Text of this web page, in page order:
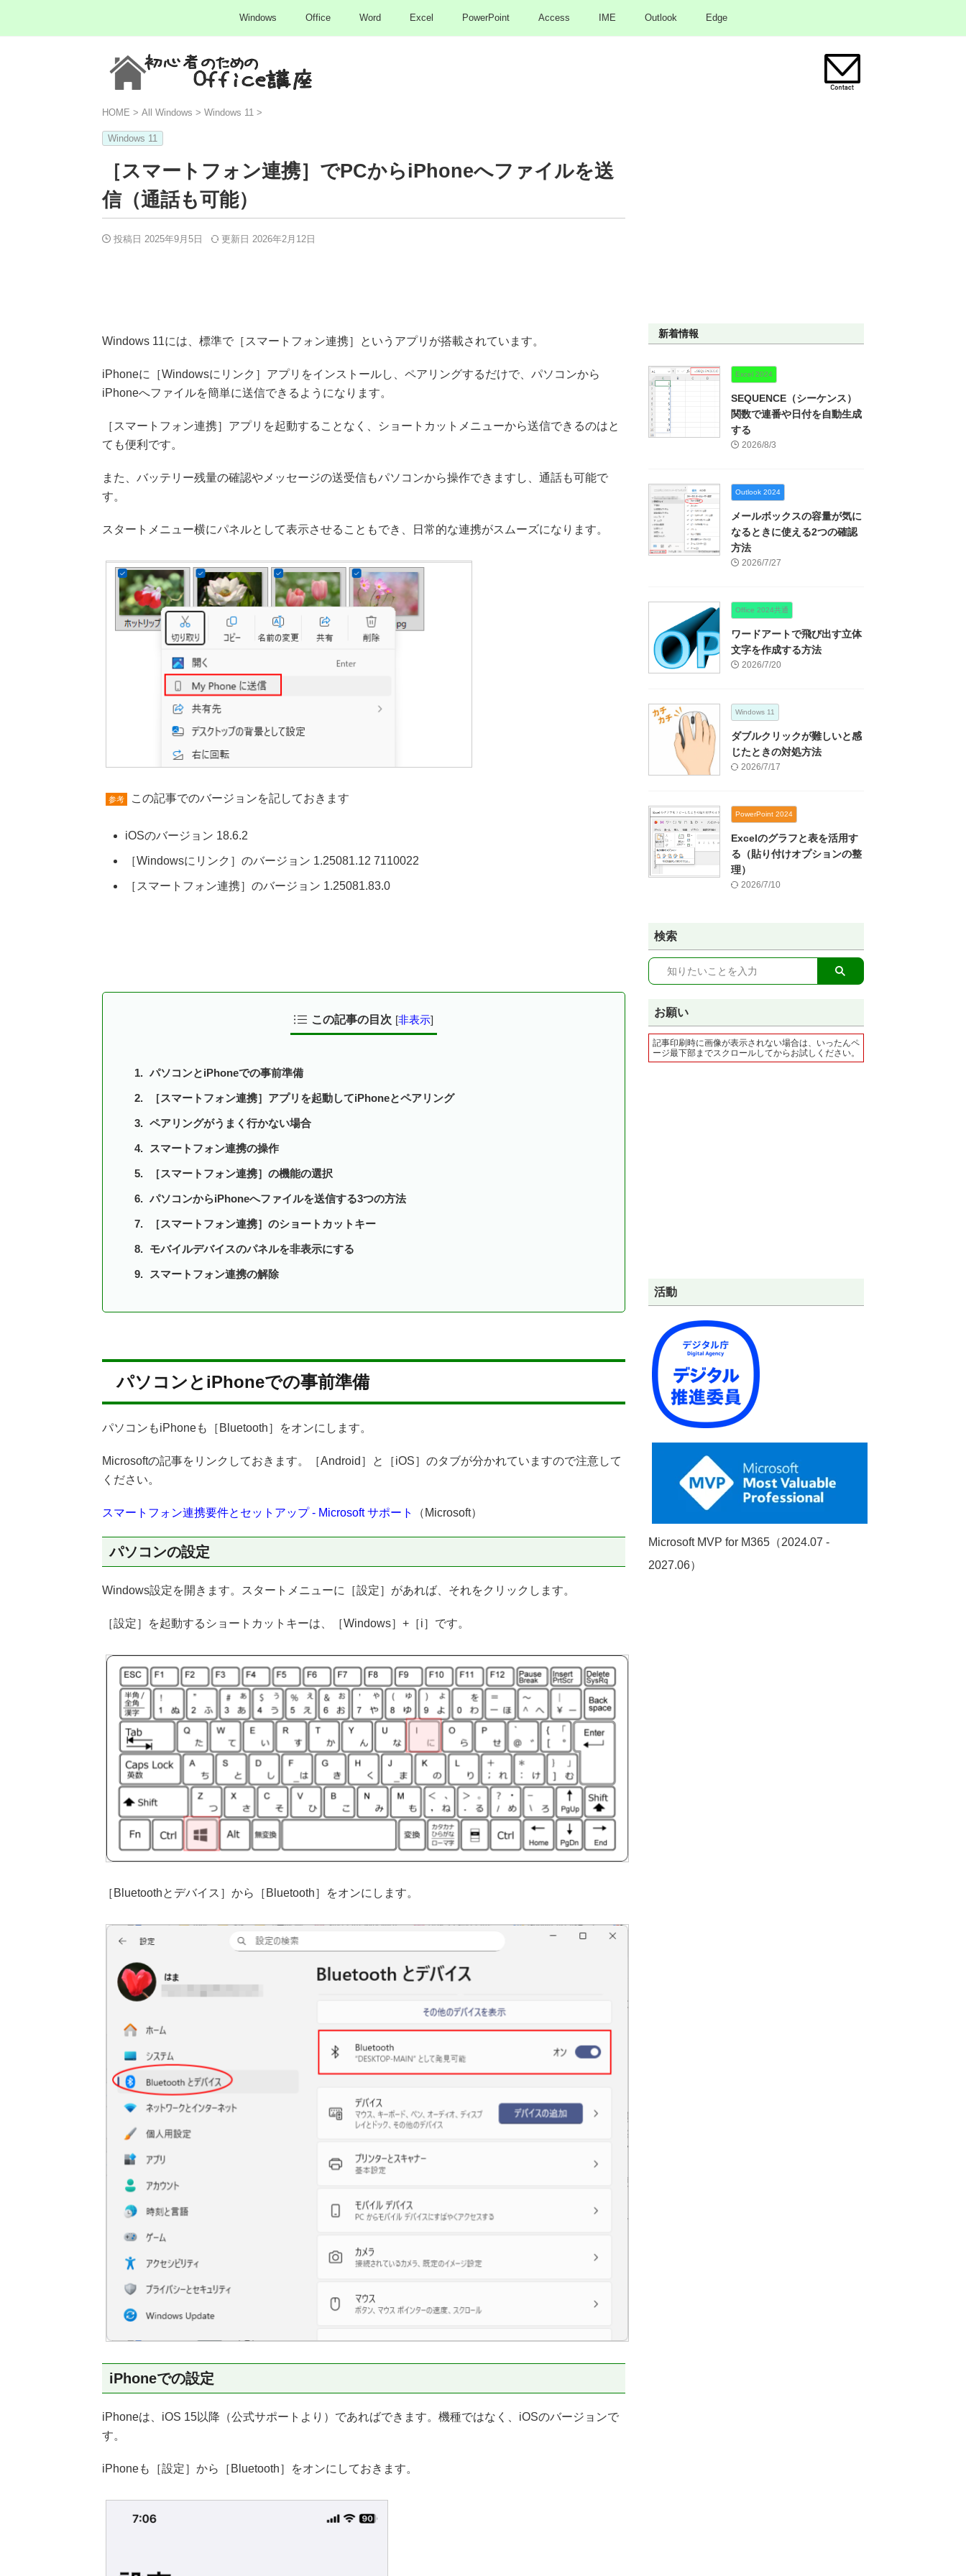
Windows Office Word Excel PowerPoint Access IME Outlook Edge
HOME > All Windows > Windows 11 >
Windows 11
［スマートフォン連携］でPCからiPhoneへファイルを送
信（通話も可能）
投稿日 2025年9月5日 更新日 2026年2月12日
Windows 11には、標準で［スマートフォン連携］というアプリが搭載されています。
iPhoneに［Windowsにリンク］アプリをインストールし、ペアリングするだけで、パソコンから
iPhoneへファイルを簡単に送信できるようになります。
［スマートフォン連携］アプリを起動することなく、ショートカットメニューから送信できるのはと
ても便利です。
また、バッテリー残量の確認やメッセージの送受信もパソコンから操作できますし、通話も可能で
す。
スタートメニュー横にパネルとして表示させることもでき、日常的な連携がスムーズになります。
参考 この記事でのバージョンを記しておきます
iOSのバージョン 18.6.2
［Windowsにリンク］のバージョン 1.25081.12 7110022
［スマートフォン連携］のバージョン 1.25081.83.0
この記事の目次 [非表示]
パソコンとiPhoneでの事前準備
［スマートフォン連携］アプリを起動してiPhoneとペアリング
ペアリングがうまく行かない場合
スマートフォン連携の操作
［スマートフォン連携］の機能の選択
パソコンからiPhoneへファイルを送信する3つの方法
［スマートフォン連携］のショートカットキー
モバイルデバイスのパネルを非表示にする
スマートフォン連携の解除
パソコンとiPhoneでの事前準備
パソコンもiPhoneも［Bluetooth］をオンにします。
Microsoftの記事をリンクしておきます。［Android］と［iOS］のタブが分かれていますので注意して
ください。
スマートフォン連携要件とセットアップ - Microsoft サポート （Microsoft）
パソコンの設定
Windows設定を開きます。スタートメニューに［設定］があれば、それをクリックします。
［設定］を起動するショートカットキーは、［Windows］+［i］です。
［Bluetoothとデバイス］から［Bluetooth］をオンにします。
iPhoneでの設定
iPhoneは、iOS 15以降（公式サポートより）であればできます。機種ではなく、iOSのバージョンで
す。
iPhoneも［設定］から［Bluetooth］をオンにしておきます。
新着情報
Excel 2024
SEQUENCE（シーケンス）
関数で連番や日付を自動生成
する
2026/8/3
Outlook 2024
メールボックスの容量が気に
なるときに使える2つの確認
方法
2026/7/27
Office 2024共通
ワードアートで飛び出す立体
文字を作成する方法
2026/7/20
Windows 11
ダブルクリックが難しいと感
じたときの対処方法
2026/7/17
PowerPoint 2024
Excelのグラフと表を活用す
る（貼り付けオプションの整
理）
2026/7/10
検索
お願い
記事印刷時に画像が表示されない場合は、いったんペ
ージ最下部までスクロールしてからお試しください。
活動
Microsoft MVP for M365（2024.07 -
2027.06）